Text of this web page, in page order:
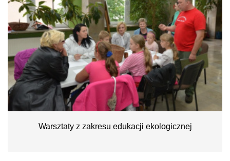
Warsztaty z zakresu edukacji ekologicznej